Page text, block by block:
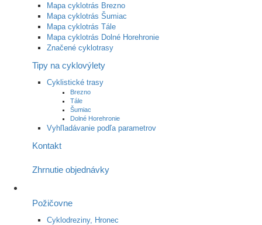
Mapa cyklotrás Brezno
Mapa cyklotrás Šumiac
Mapa cyklotrás Tále
Mapa cyklotrás Dolné Horehronie
Značené cyklotrasy
Tipy na cyklovýlety
Cyklistické trasy
Brezno
Tále
Šumiac
Dolné Horehronie
Vyhľladávanie podľa parametrov
Kontakt
Zhrnutie objednávky
Požičovne
Cyklodreziny, Hronec